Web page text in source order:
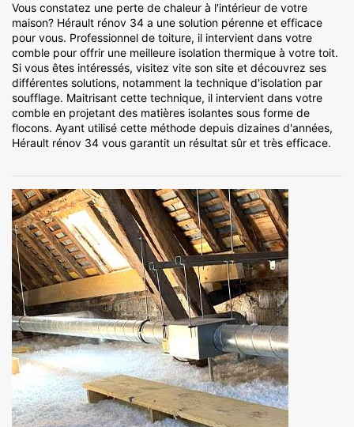
Vous constatez une perte de chaleur à l'intérieur de votre
maison? Hérault rénov 34 a une solution pérenne et efficace
pour vous. Professionnel de toiture, il intervient dans votre
comble pour offrir une meilleure isolation thermique à votre toit.
Si vous êtes intéressés, visitez vite son site et découvrez ses
différentes solutions, notamment la technique d'isolation par
soufflage. Maitrisant cette technique, il intervient dans votre
comble en projetant des matières isolantes sous forme de
flocons. Ayant utilisé cette méthode depuis dizaines d'années,
Hérault rénov 34 vous garantit un résultat sûr et très efficace.